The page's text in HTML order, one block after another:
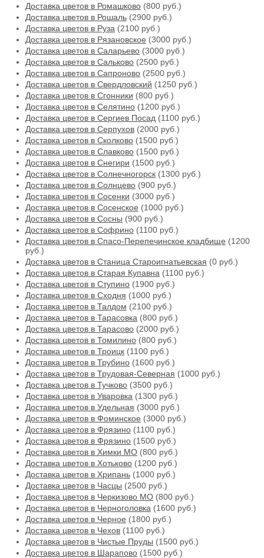
Доставка цветов в Ромашково (800 руб.)
Доставка цветов в Рошаль (2900 руб.)
Доставка цветов в Руза (2100 руб.)
Доставка цветов в Рязановское (3000 руб.)
Доставка цветов в Саларьево (3000 руб.)
Доставка цветов в Сальково (2500 руб.)
Доставка цветов в Сапроново (2500 руб.)
Доставка цветов в Свердловский (1250 руб.)
Доставка цветов в Сгонники (800 руб.)
Доставка цветов в Селятино (1200 руб.)
Доставка цветов в Сергиев Посад (1100 руб.)
Доставка цветов в Серпухов (2000 руб.)
Доставка цветов в Сколково (1500 руб.)
Доставка цветов в Славково (1500 руб.)
Доставка цветов в Снегири (1500 руб.)
Доставка цветов в Солнечногорск (1300 руб.)
Доставка цветов в Солнцево (900 руб.)
Доставка цветов в Сосенки (3000 руб.)
Доставка цветов в Сосенское (1000 руб.)
Доставка цветов в Сосны (900 руб.)
Доставка цветов в Софрино (1100 руб.)
Доставка цветов в Спасо-Перепечинское кладбище (1200
руб.)
Доставка цветов в Станица Староигнатьевская (0 руб.)
Доставка цветов в Старая Купавна (1100 руб.)
Доставка цветов в Ступино (1900 руб.)
Доставка цветов в Сходня (1000 руб.)
Доставка цветов в Талдом (2100 руб.)
Доставка цветов в Тарасовка (800 руб.)
Доставка цветов в Тарасово (2000 руб.)
Доставка цветов в Томилино (800 руб.)
Доставка цветов в Троицк (1100 руб.)
Доставка цветов в Трубино (1600 руб.)
Доставка цветов в Трудовая-Северная (1000 руб.)
Доставка цветов в Тучково (3500 руб.)
Доставка цветов в Уваровка (1300 руб.)
Доставка цветов в Удельная (3000 руб.)
Доставка цветов в Фоминское (3000 руб.)
Доставка цветов в Фрязино (1100 руб.)
Доставка цветов в Фрязино (1500 руб.)
Доставка цветов в Химки МО (800 руб.)
Доставка цветов в Хотьково (1200 руб.)
Доставка цветов в Хрипань (1000 руб.)
Доставка цветов в Часцы (2500 руб.)
Доставка цветов в Черкизово МО (800 руб.)
Доставка цветов в Черноголовка (1600 руб.)
Доставка цветов в Черное (1800 руб.)
Доставка цветов в Чехов (1100 руб.)
Доставка цветов в Чистые Пруды (1500 руб.)
Доставка цветов в Шарапово (1500 руб.)